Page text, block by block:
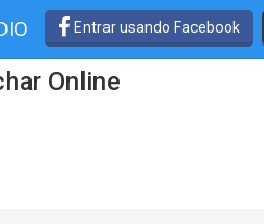
Entrar usando Facebook
Online